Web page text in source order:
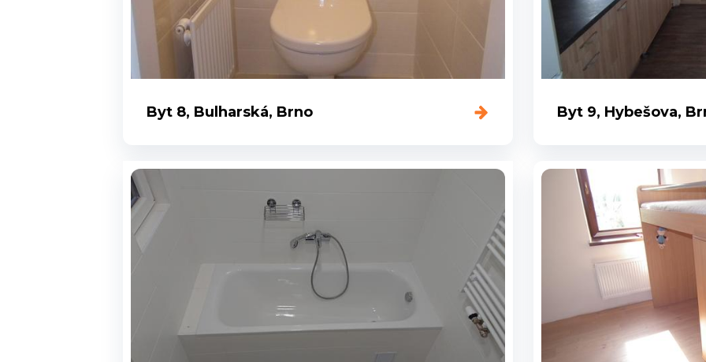
Byt 8, Bulharská, Brno Byt 9, Hybešova,